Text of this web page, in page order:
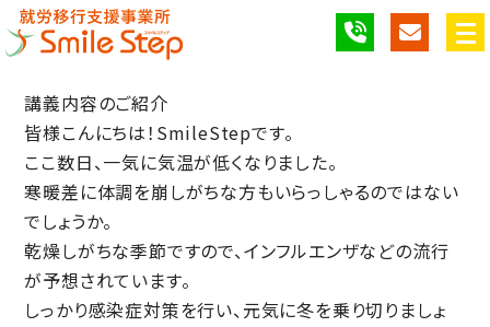
講義内容のご紹介
皆様こんにちは！SmileStepです。
ここ数日、一気に気温が低くなりました。
寒暖差に体調を崩しがちな方もいらっしゃるのではない
でしょうか。
乾燥しがちな季節ですので、インフルエンザなどの流行
が予想されています。
しっかり感染症対策を行い、元気に冬を乗り切りましょ